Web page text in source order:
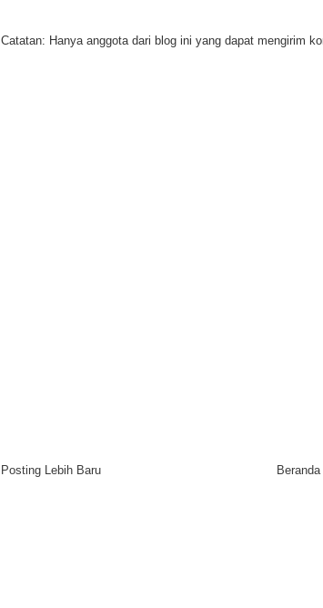
Catatan: Hanya anggota dari blog ini yang dapat mengirim
Posting Lebih Baru Beranda